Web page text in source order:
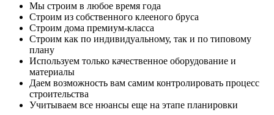
Мы строим в любое время года
Строим из собственного клееного бруса
Строим дома премиум-класса
Строим как по индивидуальному, так и по типовому
плану
Используем только качественное оборудование и
материалы
Даем возможность вам самим контролировать процесс
строительства
Учитываем все нюансы еще на этапе планировки